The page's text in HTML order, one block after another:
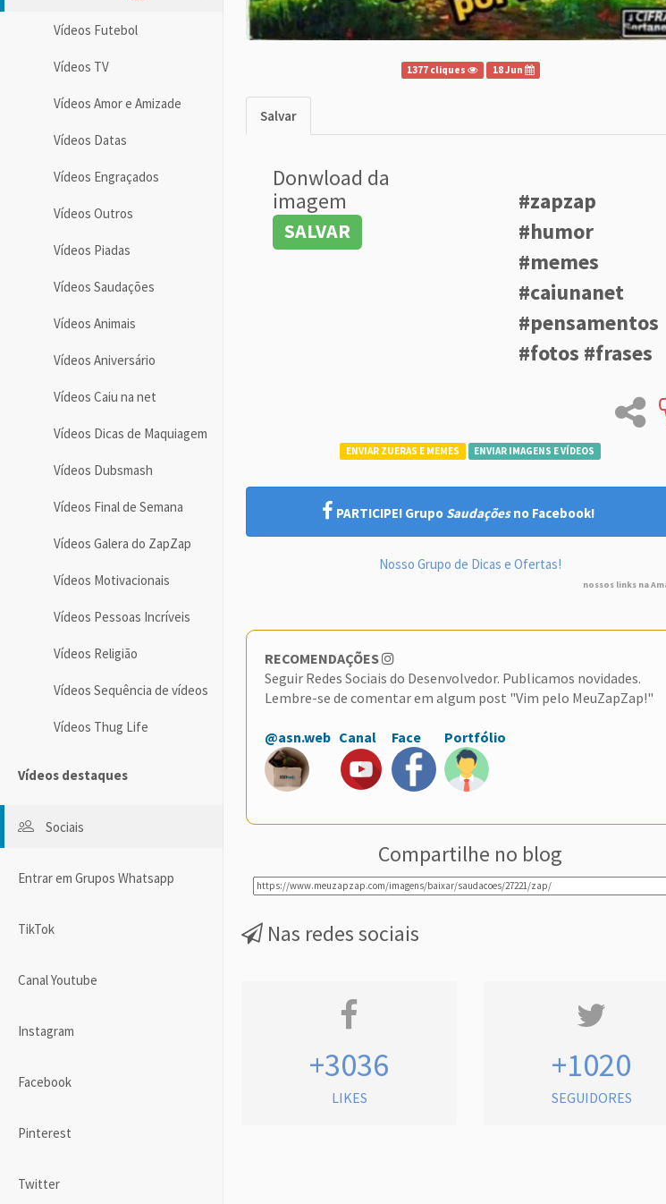
Vídeos Futebol
Vídeos TV
Vídeos Amor e Amizade
Vídeos Datas
Vídeos Engraçados
Vídeos Outros
Vídeos Piadas
Vídeos Saudações
Vídeos Animais
Vídeos Aniversário
Vídeos Caiu na net
Vídeos Dicas de Maquiagem
Vídeos Dubsmash
Vídeos Final de Semana
Vídeos Galera do ZapZap
Vídeos Motivacionais
Vídeos Pessoas Incríveis
Vídeos Religião
Vídeos Sequência de vídeos
Vídeos Thug Life
Vídeos destaques
Sociais
Entrar em Grupos Whatsapp
TikTok
Canal Youtube
Instagram
Facebook
Pinterest
Twitter
1377 cliques 18 Jun
Salvar
Donwload da
imagem
SALVAR
#zapzap
#humor
#memes
#caiunanet
#pensamentos
#fotos #frases
ENVIAR ZUERAS E MEMES ENVIAR IMAGENS E VÍDEOS
PARTICIPE! Grupo Saudaçõesno Facebook!
Nosso Grupo de Dicas e Ofertas!
nossos links na
RECOMENDAÇÕES
Seguir Redes Sociais do Desenvolvedor. Publicamos novidades.
Lembre-se de comentar em algum post "Vim pelo MeuZapZap!"
@asn.web Canal Face Portfólio
Compartilhe no blog
Nas redes sociais
+3036
LIKES
+1020
SEGUIDORES